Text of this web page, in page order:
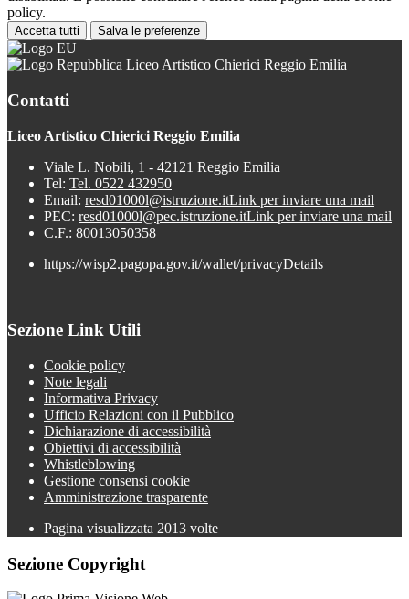
policy.
Accetta tutti Salva le preferenze
Liceo Artistico Chierici Reggio Emilia
Contatti
Liceo Artistico Chierici Reggio Emilia
Viale L. Nobili, 1 - 42121 Reggio Emilia
Tel: Tel. 0522 432950
Email: resd01000l@istruzione.itLink per inviare una mail
PEC: resd01000l@pec.istruzione.itLink per inviare una mail
C.F.: 80013050358
https://wisp2.pagopa.gov.it/wallet/privacyDetails
Sezione Link Utili
Cookie policy
Note legali
Informativa Privacy
Ufficio Relazioni con il Pubblico
Dichiarazione di accessibilità
Obiettivi di accessibilità
Whistleblowing
Gestione consensi cookie
Amministrazione trasparente
Pagina visualizzata 2013 volte
Sezione Copyright